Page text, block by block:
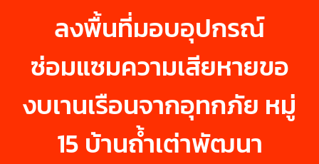
ลงพื้นที่มอบอุปกรณ์
ซ่อมแซมความเสียหายขอ
งบเานเรือนจากอุทกภัย หมู่
15 บ้านถ้ำเต่าพัฒนา